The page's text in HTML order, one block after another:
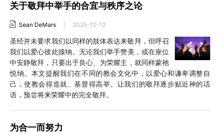
关于敬拜中举手的合宜与秩序之论
Sean DeMars 2025-12-12
圣经并未要求我们以同样的肢体表达来敬拜，但呼召
我们以爱心彼此接纳。无论我们举手赞美，或在座位
中安静敬拜，只要出于良心、为荣耀主，就同样蒙祂
悦纳。本文提醒我们在不同的教会文化中，以爱心和谦卑调整自
己，使教会得造就、基督得高举。让我们的敬拜逐步贴近神的话
语，预尝将来荣耀中的完全敬拜。
为合一而努力